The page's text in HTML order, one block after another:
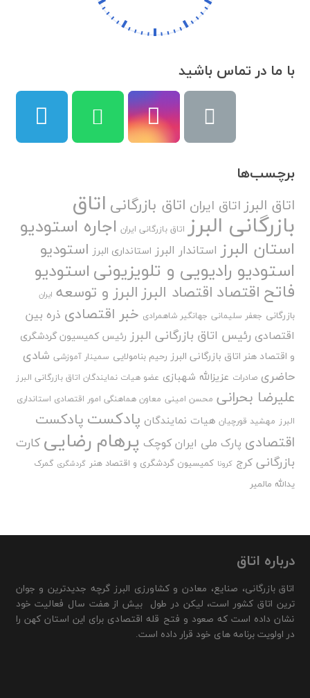
با ما در تماس باشید
برچسب‌ها
اتاق البرزاتاق ایران اتاق بازرگانی اتاق
بازرگانی البرز اتاق بازرگانی ایران اجاره استودیو
استان البرز استاندار البرز استانداری البرز استودیو
استودیو رادیویی و تلویزیونیاستودیو
فاتح اقتصاد اقتصاد البرزالبرز و توسعه ایران
بازرگانی جعفر سلیمانی جهانگیر شاهمرادی خبر اقتصادی ذره بین
اقتصادی رئیس اتاق بازرگانی البرز رئیس کمیسیون گردشگری
و اقتصاد هنر اتاق بازرگانی البرز رحیم بنامولایی سمینار آموزشی شادی
حاضری صادرات عزیزالله شهبازی عضو هیات نمایندگان اتاق بازرگانی البرز
علیرضا بحرانی محسن امینی معاون هماهنگی امور اقتصادی استانداری
البرز مهشید قورچیان هیات نمایندگان پادکست پادکست
اقتصادی پارک ملی ایران کوچک پرهام رضایی کارت
بازرگانی کرج کرونا کمیسیون گردشگری و اقتصاد هنر گردشگری گمرک
یدالله مالمیر
درباره اتاق
اتاق بازرگانی، صنایع، معادن و کشاورزی البرز گرچه جدیدترین و جوان
ترین اتاق کشور است، لیکن در طول بیش از هفت سال فعالیت خود
نشان داده است که صعود و فتح قله اقتصادی برای این استان کهن را
در اولویت برنامه های خود قرار داده است.